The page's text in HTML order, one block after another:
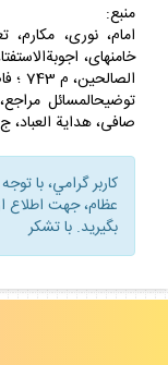
منبع:
صافى، هداية العباد، ج 1، م 992.
كاربر گرامي، با
عظام، جهت اطلاع
بگيريد. با تشكر